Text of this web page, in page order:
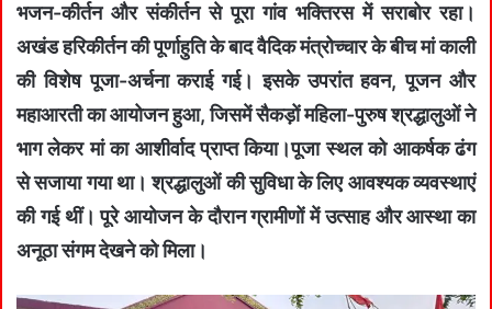
भजन-कीर्तन और संकीर्तन से पूरा गांव भक्तिरस में सराबोर रहा।
अखंड हरिकीर्तन की पूर्णाहुति के बाद वैदिक मंत्रोच्चार के बीच मां काली
की विशेष पूजा-अर्चना कराई गई। इसके उपरांत हवन, पूजन और
महाआरती का आयोजन हुआ, जिसमें सैकड़ों महिला-पुरुष श्रद्धालुओं ने
भाग लेकर मां का आशीर्वाद प्राप्त किया।पूजा स्थल को आकर्षक ढंग
से सजाया गया था। श्रद्धालुओं की सुविधा के लिए आवश्यक व्यवस्थाएं
की गई थीं। पूरे आयोजन के दौरान ग्रामीणों में उत्साह और आस्था का
अनूठा संगम देखने को मिला।